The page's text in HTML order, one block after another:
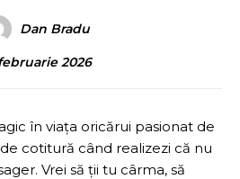
Dan Bradu
2026
în viața oricărui pasionat de
cotitură când realizezi că nu
Vrei să ții tu cârma, să